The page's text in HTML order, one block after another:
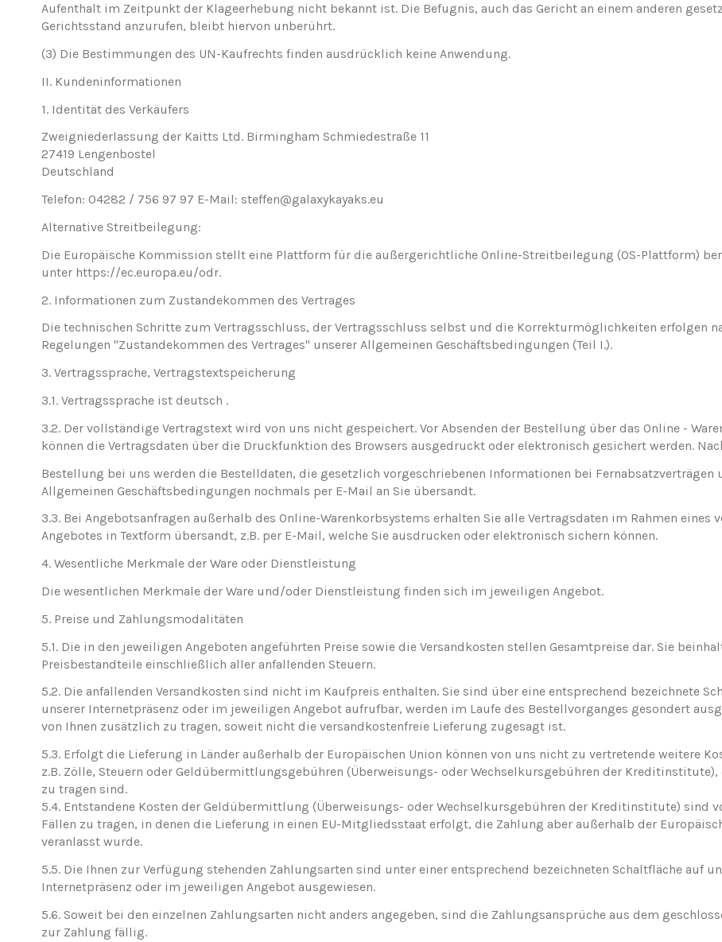
Aufenthalt im Zeitpunkt der Klageerhebung nicht bekannt ist. Die Befugnis, auch das Gericht an einem anderen
Gerichtsstand anzurufen, bleibt hiervon unberührt.
(3) Die Bestimmungen des UN-Kaufrechts finden ausdrücklich keine Anwendung.
II. Kundeninformationen
1. Identität des Verkäufers
Zweigniederlassung der Kaitts Ltd. Birmingham Schmiedestraße 11
27419 Lengenbostel
Deutschland
Telefon: 04282 / 756 97 97 E-Mail: steffen@galaxykayaks.eu
Alternative Streitbeilegung:
Die Europäische Kommission stellt eine Plattform für die außergerichtliche Online-Streitbeilegung (OS-Plattform)
unter https://ec.europa.eu/odr.
2. Informationen zum Zustandekommen des Vertrages
Die technischen Schritte zum Vertragsschluss, der Vertragsschluss selbst und die Korrekturmöglichkeiten erfolgen
Regelungen "Zustandekommen des Vertrages" unserer Allgemeinen Geschäftsbedingungen (Teil I.).
3. Vertragssprache, Vertragstextspeicherung
3.1. Vertragssprache ist deutsch .
3.2. Der vollständige Vertragstext wird von uns nicht gespeichert. Vor Absenden der Bestellung über das Online -
können die Vertragsdaten über die Druckfunktion des Browsers ausgedruckt oder elektronisch gesichert werden.
Bestellung bei uns werden die Bestelldaten, die gesetzlich vorgeschriebenen Informationen bei Fernabsatzverträgen
Allgemeinen Geschäftsbedingungen nochmals per E-Mail an Sie übersandt.
3.3. Bei Angebotsanfragen außerhalb des Online-Warenkorbsystems erhalten Sie alle Vertragsdaten im Rahmen eines
Angebotes in Textform übersandt, z.B. per E-Mail, welche Sie ausdrucken oder elektronisch sichern können.
4. Wesentliche Merkmale der Ware oder Dienstleistung
Die wesentlichen Merkmale der Ware und/oder Dienstleistung finden sich im jeweiligen Angebot.
5. Preise und Zahlungsmodalitäten
5.1. Die in den jeweiligen Angeboten angeführten Preise sowie die Versandkosten stellen Gesamtpreise dar. Sie
Preisbestandteile einschließlich aller anfallenden Steuern.
5.2. Die anfallenden Versandkosten sind nicht im Kaufpreis enthalten. Sie sind über eine entsprechend bezeichnete
unserer Internetpräsenz oder im jeweiligen Angebot aufrufbar, werden im Laufe des Bestellvorganges gesondert
von Ihnen zusätzlich zu tragen, soweit nicht die versandkostenfreie Lieferung zugesagt ist.
5.3. Erfolgt die Lieferung in Länder außerhalb der Europäischen Union können von uns nicht zu vertretende weitere
z.B. Zölle, Steuern oder Geldübermittlungsgebühren (Überweisungs- oder Wechselkursgebühren der Kreditinstitute),
zu tragen sind.
5.4. Entstandene Kosten der Geldübermittlung (Überweisungs- oder Wechselkursgebühren der Kreditinstitute) sind
Fällen zu tragen, in denen die Lieferung in einen EU-Mitgliedsstaat erfolgt, die Zahlung aber außerhalb der
veranlasst wurde.
5.5. Die Ihnen zur Verfügung stehenden Zahlungsarten sind unter einer entsprechend bezeichneten Schaltfläche auf
Internetpräsenz oder im jeweiligen Angebot ausgewiesen.
5.6. Soweit bei den einzelnen Zahlungsarten nicht anders angegeben, sind die Zahlungsansprüche aus dem
zur Zahlung fällig.